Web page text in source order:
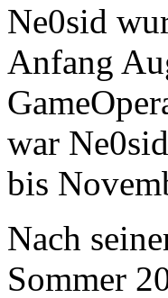
Ne0sid
Anfang
war
bis
Nach
Sommer